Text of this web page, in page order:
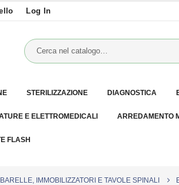
Log In
STERILIZZAZIONE DIAGNOSTICA
E ELETTROMEDICALI ARREDAMENTO
FLASH
BARELLE, IMMOBILIZZATORI E TAVOLE SPINALI